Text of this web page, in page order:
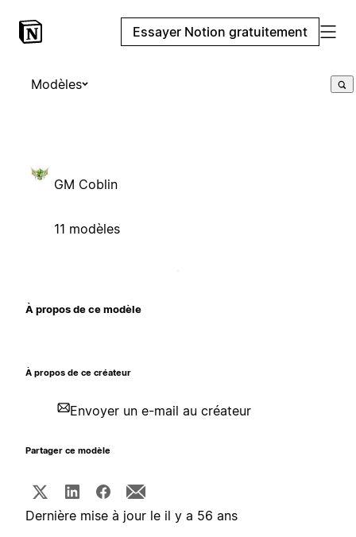
Essayer Notion gratuitement
Modèles
GM Coblin
11 modèles
À propos de ce modèle
À propos de ce créateur
Envoyer un e-mail au créateur
Partager ce modèle
Dernière mise à jour le il y a 56 ans